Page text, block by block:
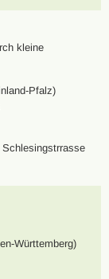
kleine
Pfalz)
Württemberg)